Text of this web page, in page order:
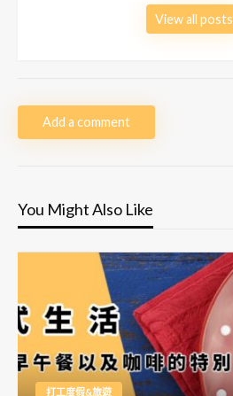
View all posts
Add a comment
You Might Also Like
打工度假&旅遊